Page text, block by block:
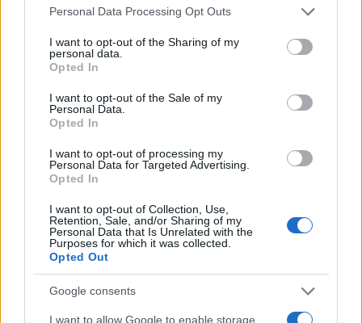
Please note that this website/app uses one or more Google
not limited to your visit or usage behaviour. You may click to
grant or deny consent to Google and its third-party tags to
use your data for below specified purposes in below Google
consent section.
Personal Data Processing Opt Outs
I want to opt-out of the Sharing of my
personal data.
Opted In
I want to opt-out of the Sale of my
Personal Data.
Opted In
I want to opt-out of processing my
Personal Data for Targeted Advertising.
Opted In
I want to opt-out of Collection, Use,
Retention, Sale, and/or Sharing of my
Personal Data that Is Unrelated with the
Purposes for which it was collected.
Opted Out
Google consents
I want to allow Google to enable storage